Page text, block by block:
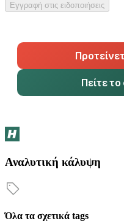
Εγγραφή στις ειδοποιήσεις
Πείτε
Αναλυτική κάλυψη
Όλα τα σχετικά tags